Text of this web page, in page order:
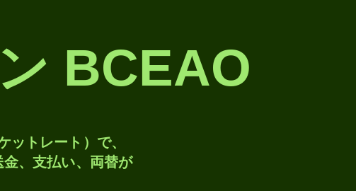
BCEAO
トレート）で、
、支払い、両替が